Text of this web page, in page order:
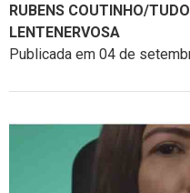
RUBENS COUTINHO/
LENTENERVOSA
Publicada em 04 de